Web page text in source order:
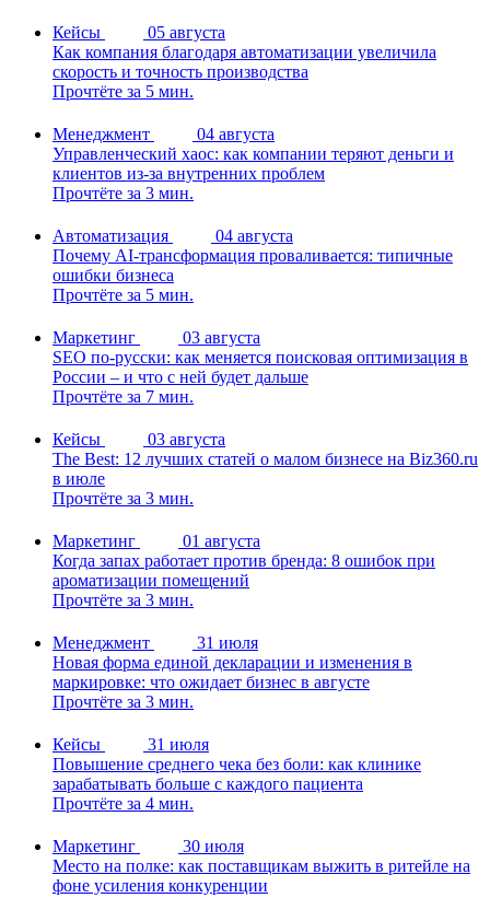
Кейсы
05 августа
Как компания благодаря автоматизации увеличила
скорость и точность производства
Прочтёте за 5 мин.
Менеджмент
04 августа
Управленческий хаос: как компании теряют деньги и
клиентов из-за внутренних проблем
Прочтёте за 3 мин.
Автоматизация
04 августа
Почему AI-трансформация проваливается: типичные
ошибки бизнеса
Прочтёте за 5 мин.
Маркетинг
03 августа
SEO по-русски: как меняется поисковая оптимизация в
России – и что с ней будет дальше
Прочтёте за 7 мин.
Кейсы
03 августа
The Best: 12 лучших статей о малом бизнесе на Biz360.ru
в июле
Прочтёте за 3 мин.
Маркетинг
01 августа
Когда запах работает против бренда: 8 ошибок при
ароматизации помещений
Прочтёте за 3 мин.
Менеджмент
31 июля
Новая форма единой декларации и изменения в
маркировке: что ожидает бизнес в августе
Прочтёте за 3 мин.
Кейсы
31 июля
Повышение среднего чека без боли: как клинике
зарабатывать больше с каждого пациента
Прочтёте за 4 мин.
Маркетинг
30 июля
Место на полке: как поставщикам выжить в ритейле на
фоне усиления конкуренции